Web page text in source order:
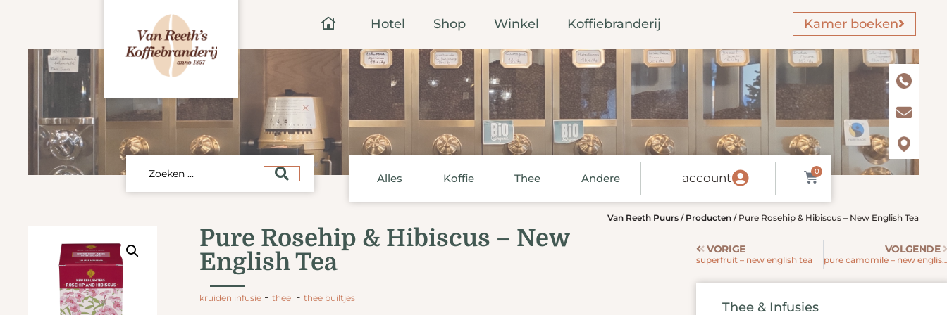
Hotel Shop Winkel Koffiebranderij Kamer boeken
Alles Koffie Thee Andere account 0
Van Reeth Puurs / Producten / Pure Rosehip & Hibiscus – New English Tea
Pure Rosehip & Hibiscus – New
English Tea
kruiden infusie - thee -thee builtjes
VORIGE
superfruit – new english tea
VOLGENDE
pure camomile –
Thee & Infusies